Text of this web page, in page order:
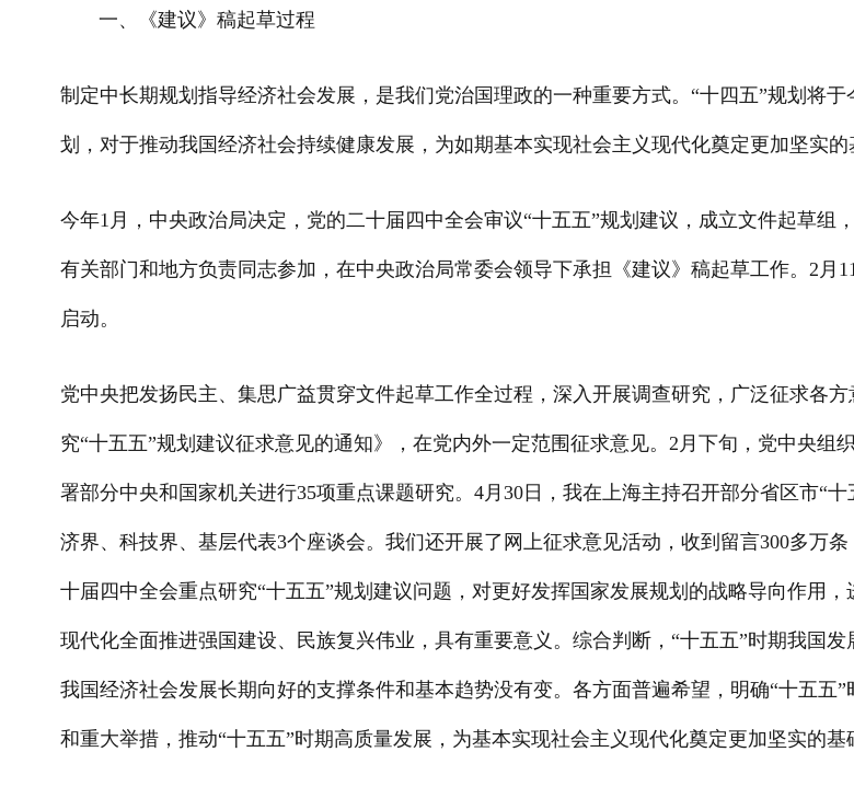
一、《建议》稿起草过程
制定中长期规划指导经济社会发展，是我们党治国理政的一种重要方式。“十四五”规划将
划，对于推动我国经济社会持续健康发展，为如期基本实现社会主义现代化奠定更加坚实的
今年1月，中央政治局决定，党的二十届四中全会审议“十五五”规划建议，成立文件起草组
有关部门和地方负责同志参加，在中央政治局常委会领导下承担《建议》稿起草工作。2
启动。
党中央把发扬民主、集思广益贯穿文件起草工作全过程，深入开展调查研究，广泛征求各
究“十五五”规划建议征求意见的通知》，在党内外一定范围征求意见。2月下旬，党中央组
署部分中央和国家机关进行35项重点课题研究。4月30日，我在上海主持召开部分省区市“
济界、科技界、基层代表3个座谈会。我们还开展了网上征求意见活动，收到留言300多万
十届四中全会重点研究“十五五”规划建议问题，对更好发挥国家发展规划的战略导向作用
现代化全面推进强国建设、民族复兴伟业，具有重要意义。综合判断，“十五五”时期我国
我国经济社会发展长期向好的支撑条件和基本趋势没有变。各方面普遍希望，明确“十五五
和重大举措，推动“十五五”时期高质量发展，为基本实现社会主义现代化奠定更加坚实的基